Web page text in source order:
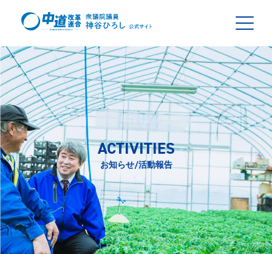
ACTIVITIES
お知らせ/活動報告